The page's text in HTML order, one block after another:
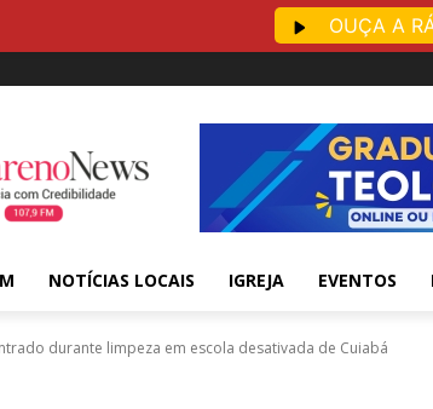
NOTÍCIAS LOCAIS IGREJA EVENTOS
durante limpeza em escola desativada de Cuiabá
OUÇA A